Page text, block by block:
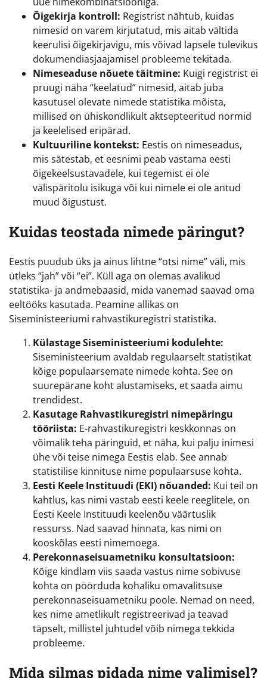
Õigekirja kontroll: Registrist nähtub, kuidas
nimesid on varem kirjutatud, mis aitab vältida
keerulisi õigekirjavigu, mis võivad lapsele tulevikus
dokumendiasjaajamisel probleeme tekitada.
Nimeseaduse nõuete täitmine: Kuigi registrist ei
pruugi näha “keelatud” nimesid, aitab juba
kasutusel olevate nimede statistika mõista,
millised on ühiskondlikult aktsepteeritud normid
ja keelelised eripärad.
Kultuuriline kontekst: Eestis on nimeseadus,
mis sätestab, et eesnimi peab vastama eesti
õigekeelsustavadele, kui tegemist ei ole
välispäritolu isikuga või kui nimele ei ole antud
muud õigustust.
Kuidas teostada nimede päringut?
Eestis puudub üks ja ainus lihtne “otsi nime” väli, mis
ütleks “jah” või “ei”. Küll aga on olemas avalikud
statistika- ja andmebaasid, mida vanemad saavad oma
eeltööks kasutada. Peamine allikas on
Siseministeeriumi rahvastikuregistri statistika.
Külastage Siseministeeriumi kodulehte:
Siseministeerium avaldab regulaarselt statistikat
kõige populaarsemate nimede kohta. See on
suurepärane koht alustamiseks, et saada aimu
trendidest.
Kasutage Rahvastikuregistri nimepäringu
tööriista: E-rahvastikuregistri keskkonnas on
võimalik teha päringuid, et näha, kui palju inimesi
ühe või teise nimega Eestis elab. See annab
statistilise kinnituse nime populaarsuse kohta.
Eesti Keele Instituudi (EKI) nõuanded: Kui teil on
kahtlus, kas nimi vastab eesti keele reeglitele, on
Eesti Keele Instituudi keelenõu väärtuslik
ressurss. Nad saavad hinnata, kas nimi on
kooskõlas eesti nimemoega.
Perekonnaseisuametniku konsultatsioon:
Kõige kindlam viis saada vastus nime sobivuse
kohta on pöörduda kohaliku omavalitsuse
perekonnaseisuametniku poole. Nemad on need,
kes nime ametlikult registreerivad ja teavad
täpselt, millistel juhtudel võib nimega tekkida
probleeme.
Mida silmas pidada nime valimisel?